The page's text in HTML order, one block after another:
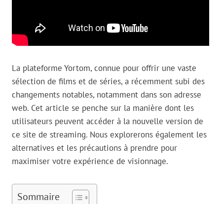
La plateforme Yortom, connue pour offrir une vaste
sélection de films et de séries, a récemment subi des
changements notables, notamment dans son adresse
web. Cet article se penche sur la manière dont les
utilisateurs peuvent accéder à la nouvelle version de
ce site de streaming. Nous explorerons également les
alternatives et les précautions à prendre pour
maximiser votre expérience de visionnage.
Sommaire